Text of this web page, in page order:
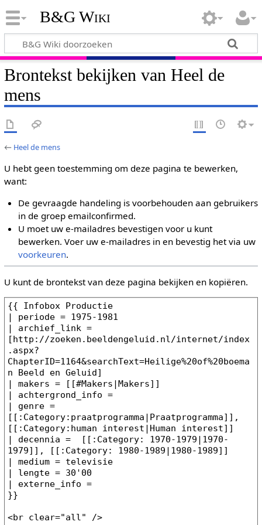
B&G Wiki
Brontekst bekijken van Heel de
mens
← Heel de mens
U hebt geen toestemming om deze pagina te bewerken,
want:
De gevraagde handeling is voorbehouden aan gebruikers
in de groep emailconfirmed.
U moet uw e-mailadres bevestigen voor u kunt
bewerken. Voer uw e-mailadres in en bevestig het via uw
voorkeuren.
U kunt de brontekst van deze pagina bekijken en kopiëren.